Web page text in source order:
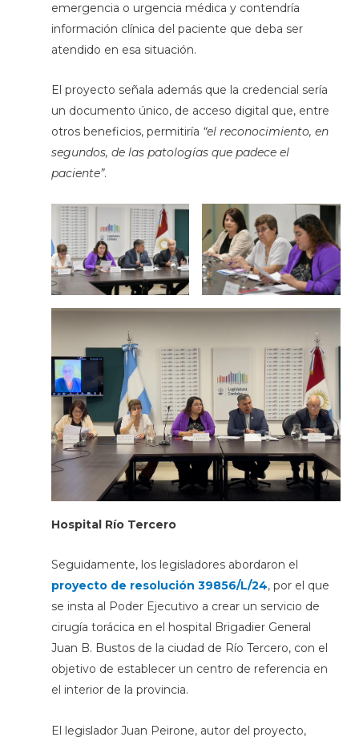
emergencia o urgencia médica y contendría
información clínica del paciente que deba ser
atendido en esa situación.
El proyecto señala además que la credencial sería
un documento único, de acceso digital que, entre
otros beneficios, permitiría “el reconocimiento, en
segundos, de las patologías que padece el
paciente”.
Hospital Río Tercero
Seguidamente, los legisladores abordaron el
proyecto de resolución 39856/L/24, por el que
se insta al Poder Ejecutivo a crear un servicio de
cirugía torácica en el hospital Brigadier General
Juan B. Bustos de la ciudad de Río Tercero, con el
objetivo de establecer un centro de referencia en
el interior de la provincia.
El legislador Juan Peirone, autor del proyecto,